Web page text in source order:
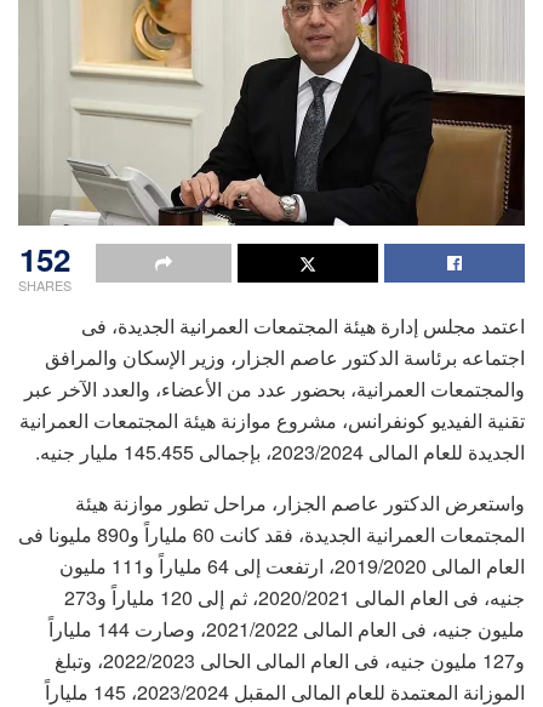
152
SHARES
اعتمد مجلس إدارة هيئة المجتمعات العمرانية الجديدة، فى
اجتماعه برئاسة الدكتور عاصم الجزار، وزير الإسكان والمرافق
والمجتمعات العمرانية، بحضور عدد من الأعضاء، والعدد الآخر عبر
تقنية الفيديو كونفرانس، مشروع موازنة هيئة المجتمعات العمرانية
الجديدة للعام المالى 2023/2024، بإجمالى 145.455 مليار جنيه.
واستعرض الدكتور عاصم الجزار، مراحل تطور موازنة هيئة
المجتمعات العمرانية الجديدة، فقد كانت 60 ملياراً و890 مليونا فى
العام المالى 2019/2020، ارتفعت إلى 64 ملياراً و111 مليون
جنيه، فى العام المالى 2020/2021، ثم إلى 120 ملياراً و273
مليون جنيه، فى العام المالى 2021/2022، وصارت 144 ملياراً
و127 مليون جنيه، فى العام المالى الحالى 2022/2023، وتبلغ
الموزانة المعتمدة للعام المالى المقبل 2023/2024، 145 ملياراً